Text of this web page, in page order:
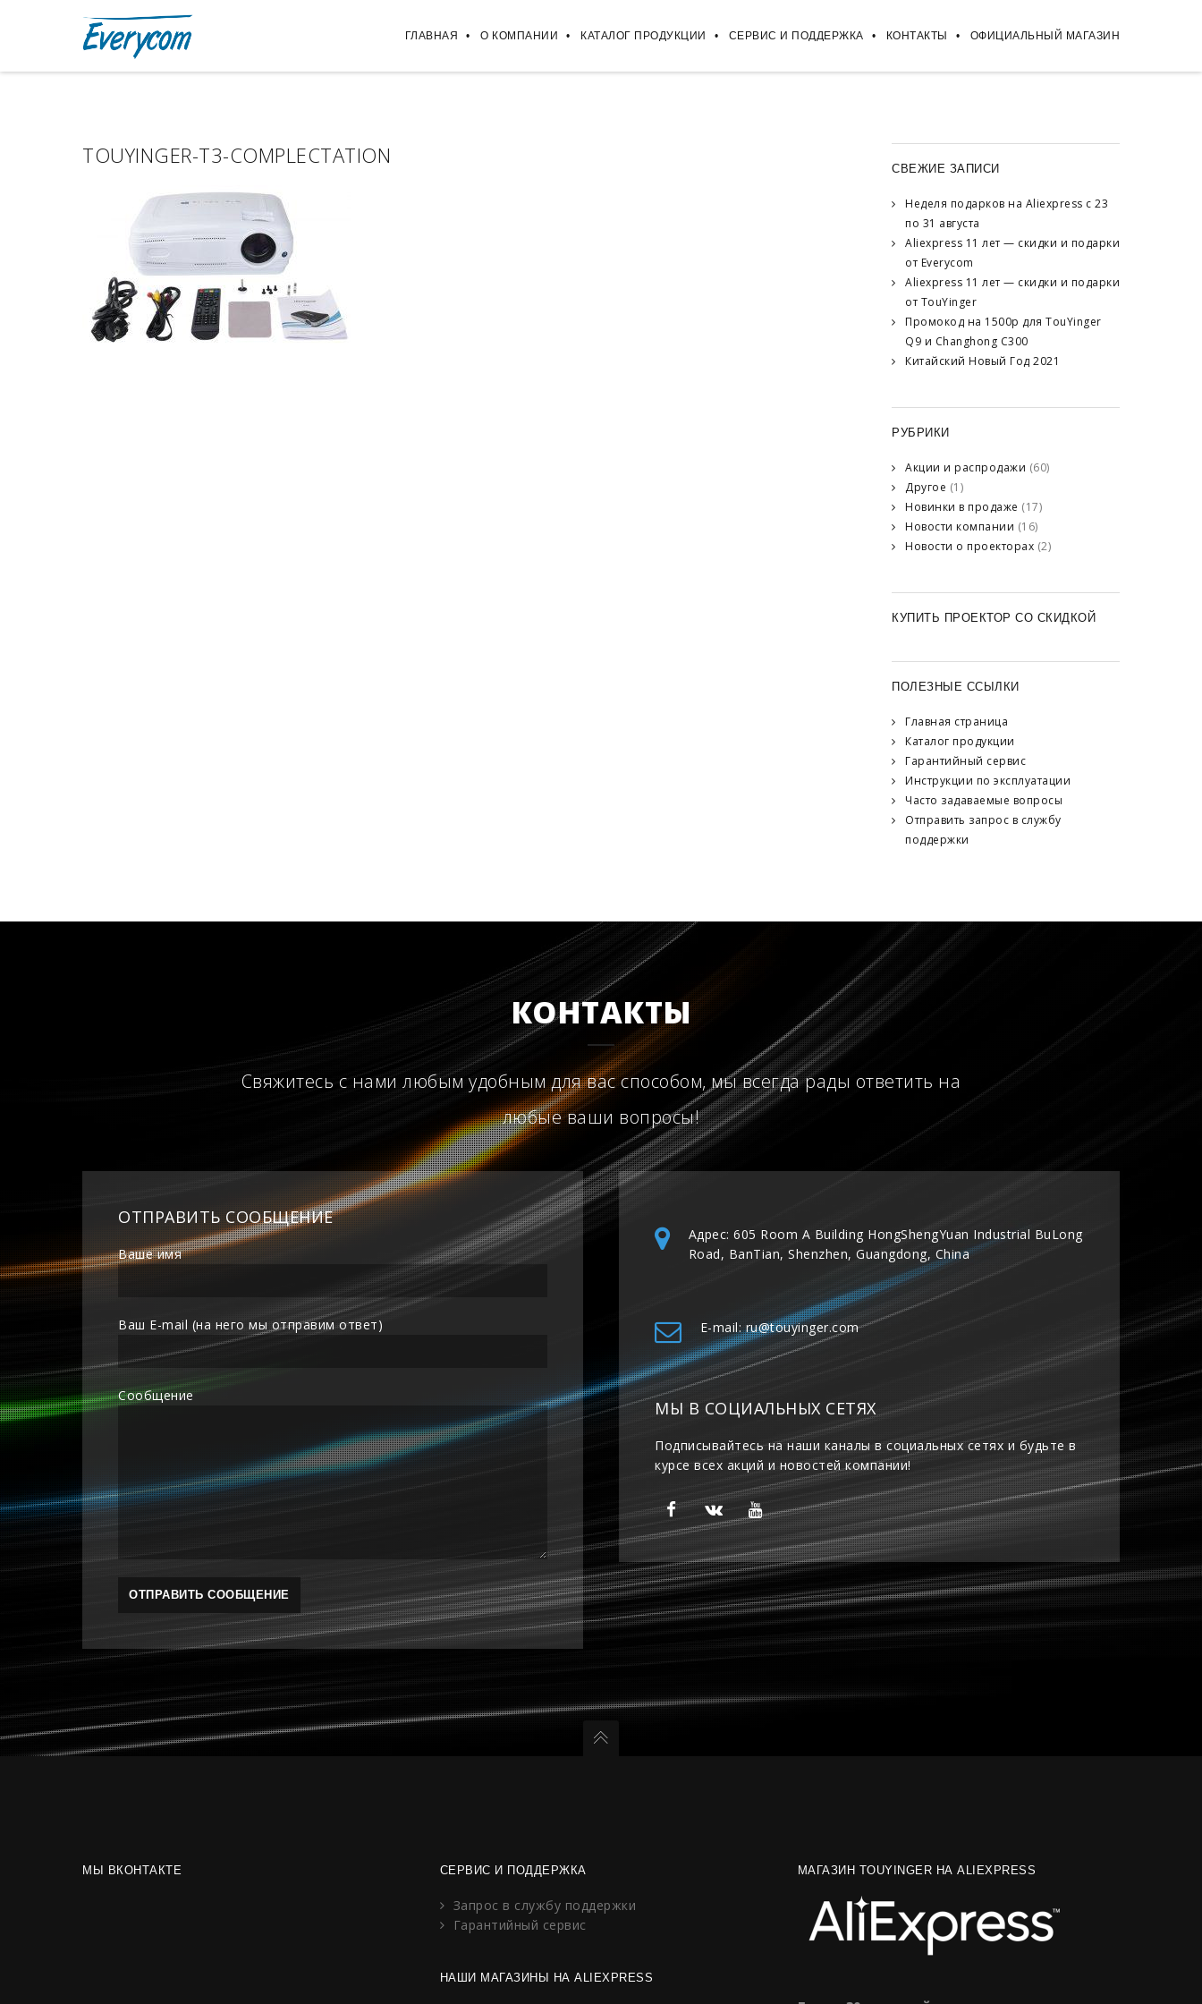
ГЛАВНАЯ О КОМПАНИИ КАТАЛОГ ПРОДУКЦИИ СЕРВИС И ПОДДЕРЖКА КОНТАКТЫ ОФИЦИАЛЬНЫЙ МАГАЗИН
TOUYINGER-T3-COMPLECTATION
СВЕЖИЕ ЗАПИСИ
Неделя подарков на Aliexpress с 23
по 31 августа
Aliexpress 11 лет — скидки и подарки
от Everycom
Aliexpress 11 лет — скидки и подарки
от TouYinger
Промокод на 1500р для TouYinger
Q9 и Changhong C300
Китайский Новый Год 2021
РУБРИКИ
Акции и распродажи (60)
Другое (1)
Новинки в продаже (17)
Новости компании (16)
Новости о проекторах (2)
КУПИТЬ ПРОЕКТОР СО СКИДКОЙ
ПОЛЕЗНЫЕ ССЫЛКИ
Главная страница
Каталог продукции
Гарантийный сервис
Инструкции по эксплуатации
Часто задаваемые вопросы
Отправить запрос в службу
поддержки
КОНТАКТЫ
Свяжитесь с нами любым удобным для вас способом, мы всегда рады ответить на
любые ваши вопросы!
ОТПРАВИТЬ СООБЩЕНИЕ
Ваше имя
Ваш E-mail (на него мы отправим ответ)
Сообщение
Адрес: 605 Room A Building HongShengYuan Industrial BuLong
Road, BanTian, Shenzhen, Guangdong, China
E-mail: ru@touyinger.com
МЫ В СОЦИАЛЬНЫХ СЕТЯХ
Подписывайтесь на наши каналы в социальных сетях и будьте в
курсе всех акций и новостей компании!
МЫ ВКОНТАКТЕ СЕРВИС И ПОДДЕРЖКА
Запрос в службу поддержки
Гарантийный сервис
НАШИ МАГАЗИНЫ НА ALIEXPRESS
МАГАЗИН TOUYINGER НА ALIEXPRESS